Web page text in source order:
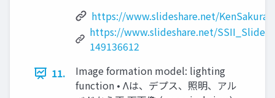
https://www.slideshare.net/
https://www.slideshare.net/
149136612
11.
Image formation model: lighting
function • Λは、デプス、照明、アル